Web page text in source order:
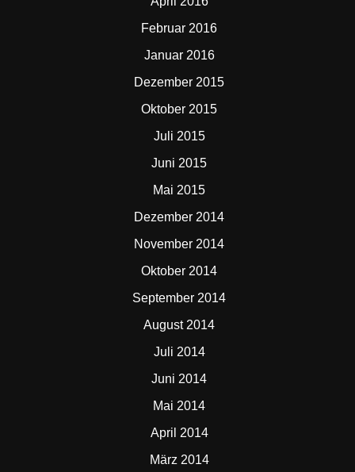
Februar 2016
Januar 2016
Dezember 2015
Oktober 2015
Juli 2015
Juni 2015
Mai 2015
Dezember 2014
November 2014
Oktober 2014
September 2014
August 2014
Juli 2014
Juni 2014
Mai 2014
April 2014
März 2014